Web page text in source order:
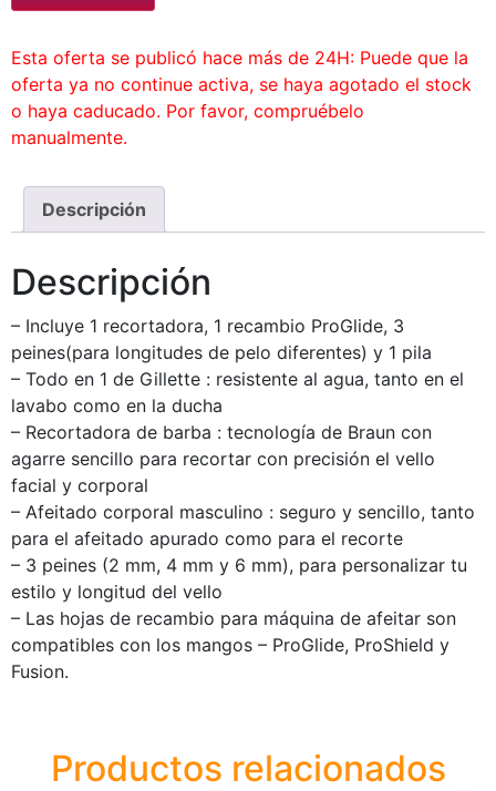
Esta oferta se publicó hace más de 24H: Puede que la
oferta ya no continue activa, se haya agotado el stock
o haya caducado. Por favor, compruébelo
manualmente.
Descripción
Descripción
– Incluye 1 recortadora, 1 recambio ProGlide, 3
peines(para longitudes de pelo diferentes) y 1 pila
– Todo en 1 de Gillette : resistente al agua, tanto en el
lavabo como en la ducha
– Recortadora de barba : tecnología de Braun con
agarre sencillo para recortar con precisión el vello
facial y corporal
– Afeitado corporal masculino : seguro y sencillo, tanto
para el afeitado apurado como para el recorte
– 3 peines (2 mm, 4 mm y 6 mm), para personalizar tu
estilo y longitud del vello
– Las hojas de recambio para máquina de afeitar son
compatibles con los mangos – ProGlide, ProShield y
Fusion.
Productos relacionados